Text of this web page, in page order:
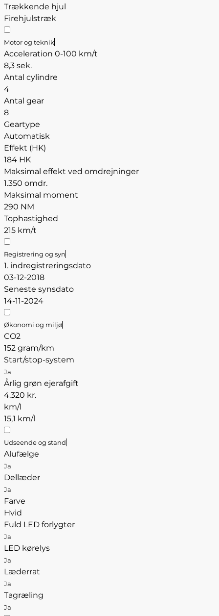
Trækkende hjul
Firehjulstræk
Motor og teknik
Acceleration 0-100 km/t
8,3 sek.
Antal cylindre
4
Antal gear
8
Geartype
Automatisk
Effekt (HK)
184 HK
Maksimal effekt ved omdrejninger
1.350 omdr.
Maksimal moment
290 NM
Tophastighed
215 km/t
Registrering og syn
1. indregistreringsdato
03-12-2018
Seneste synsdato
14-11-2024
Økonomi og miljø
CO2
152 gram/km
Start/stop-system
Ja
Årlig grøn ejerafgift
4.320 kr.
km/l
15,1 km/l
Udseende og stand
Alufælge
Ja
Dellæder
Ja
Farve
Hvid
Fuld LED forlygter
Ja
LED kørelys
Ja
Læderrat
Ja
Tagræling
Ja